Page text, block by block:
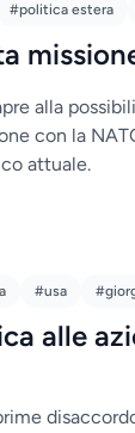
#politica estera
alla
con la
attuale.
#usa
alle